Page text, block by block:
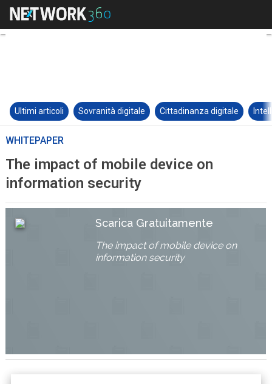
Ultimi articoli Sovranità digitale Cittadinanza digitale
WHITEPAPER
The impact of mobile device on
information security
Scarica Gratuitamente
The impact of mobile device on
information security